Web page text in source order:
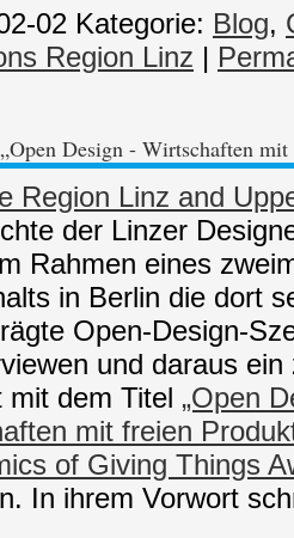
02 Kategorie: Blog,
Region Linz |
Design - Wirtschaften mit
Region Linz and
der Linzer
Rahmen eines
in Berlin die dort
Open-Design-
und daraus ein
mit dem Titel „Open
mit freien
of Giving Things
In ihrem Vorwort